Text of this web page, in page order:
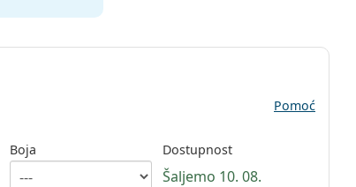
Pomoć
Boja Dostupnost
Šaljemo 10. 08.